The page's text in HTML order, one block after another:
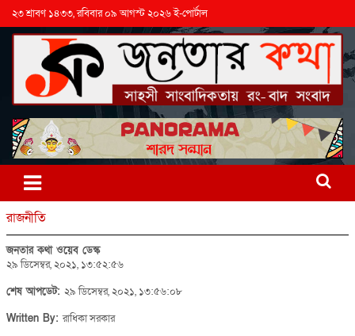
২৩ শ্রাবণ ১৪৩৩, রবিবার ০৯ আগস্ট ২০২৬ ই-পোর্টাল
রাজনীতি
জনতার কথা ওয়েব ডেস্ক
২৯ ডিসেম্বর, ২০২১, ১৩:৫২:৫৬
শেষ আপডেট: ২৯ ডিসেম্বর, ২০২১, ১৩:৫৬:০৮
Written By:রাধিকা সরকার